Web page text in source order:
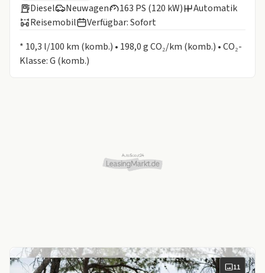
Diesel Neuwagen 163 PS (120 kW)
Automatik
Reisemobil
Verfügbar: Sofort
* 10,3 l/100 km (komb.) • 198,0 g CO₂/km (komb.) • CO₂-
Klasse: G (komb.)
11